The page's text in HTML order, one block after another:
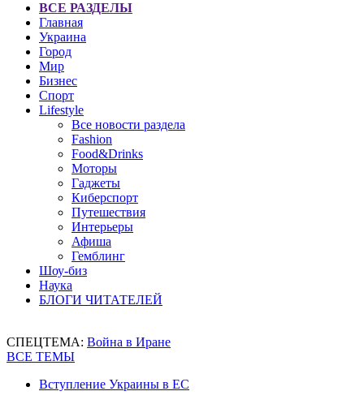
ВСЕ РАЗДЕЛЫ
Главная
Украина
Город
Мир
Бизнес
Спорт
Lifestyle
Все новости раздела
Fashion
Food&Drinks
Моторы
Гаджеты
Киберспорт
Путешествия
Интерьеры
Афиша
Гемблинг
Шоу-биз
Наука
БЛОГИ ЧИТАТЕЛЕЙ
СПЕЦТЕМА: Война в Иране
ВСЕ ТЕМЫ
Вступление Украины в ЕС